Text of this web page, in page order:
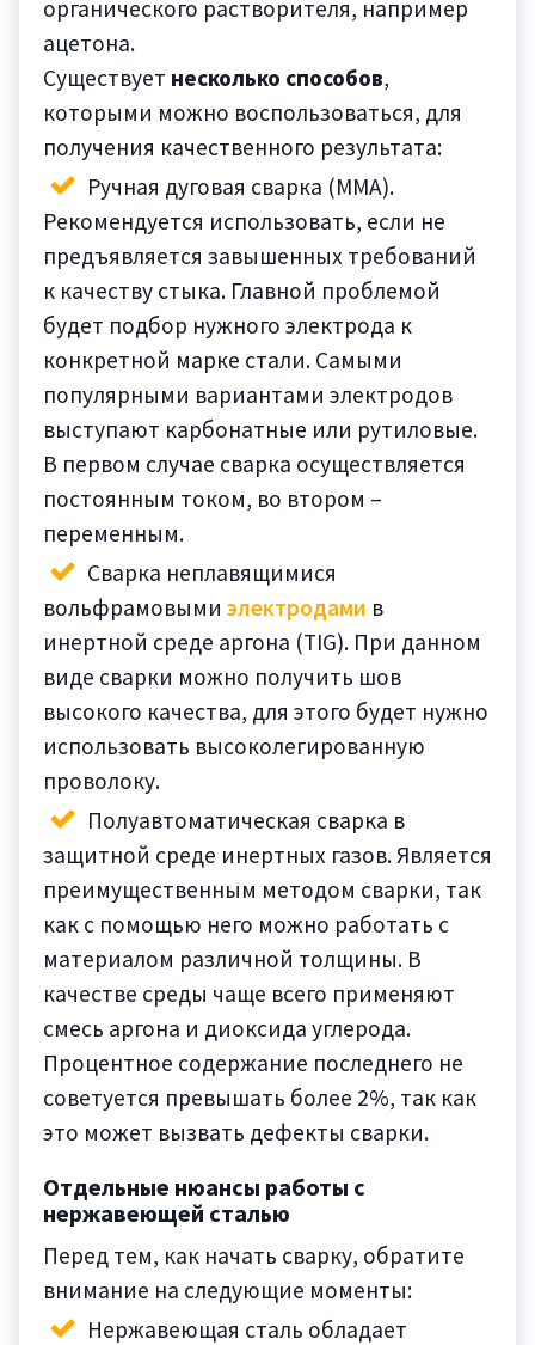
органического растворителя, например
ацетона.
Существует несколько способов,
которыми можно воспользоваться, для
получения качественного результата:
Ручная дуговая сварка (MMA).
Рекомендуется использовать, если не
предъявляется завышенных требований
к качеству стыка. Главной проблемой
будет подбор нужного электрода к
конкретной марке стали. Самыми
популярными вариантами электродов
выступают карбонатные или рутиловые.
В первом случае сварка осуществляется
постоянным током, во втором –
переменным.
Сварка неплавящимися
вольфрамовыми электродами в
инертной среде аргона (TIG). При данном
виде сварки можно получить шов
высокого качества, для этого будет нужно
использовать высоколегированную
проволоку.
Полуавтоматическая сварка в
защитной среде инертных газов. Является
преимущественным методом сварки, так
как с помощью него можно работать с
материалом различной толщины. В
качестве среды чаще всего применяют
смесь аргона и диоксида углерода.
Процентное содержание последнего не
советуется превышать более 2%, так как
это может вызвать дефекты сварки.
Отдельные нюансы работы с
нержавеющей сталью
Перед тем, как начать сварку, обратите
внимание на следующие моменты:
Нержавеющая сталь обладает